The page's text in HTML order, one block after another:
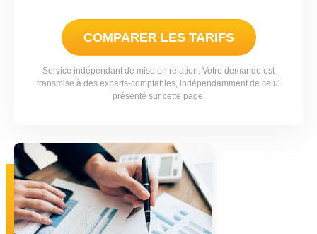
COMPARER LES TARIFS
Service indépendant de mise en relation. Votre demande est
transmise à des experts-comptables, indépendamment de celui
présenté sur cette page.